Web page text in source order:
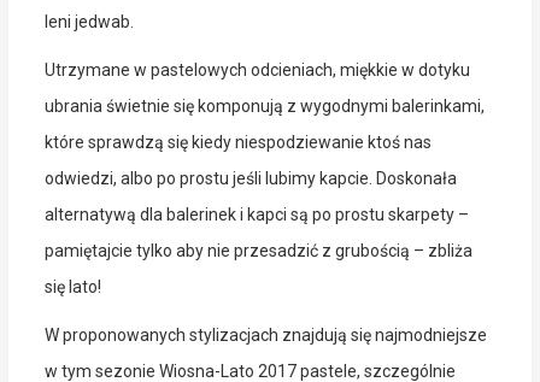
leni jedwab.
Utrzymane w pastelowych odcieniach, miękkie w dotyku
ubrania świetnie się komponują z wygodnymi balerinkami,
które sprawdzą się kiedy niespodziewanie ktoś nas
odwiedzi, albo po prostu jeśli lubimy kapcie. Doskonała
alternatywą dla balerinek i kapci są po prostu skarpety –
pamiętajcie tylko aby nie przesadzić z grubością – zbliża
się lato!
W proponowanych stylizacjach znajdują się najmodniejsze
w tym sezonie Wiosna-Lato 2017 pastele, szczególnie